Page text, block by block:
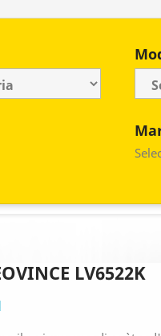
LV6522K